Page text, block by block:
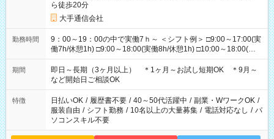
ら徒歩20分
大手通信会社
勤務時間
9：00～19：00の中で実働7ｈ～ ＜シフト例＞ □9:00～17:00(実
働7h/休憩1h) □9:00～18:00(実働8h/休憩1h) □10:00～18:00(実
働7h/休憩1h) □10:00～19:00(実働8h/休憩1h) ＊時間固定ＯＫ
期間
即日～長期（3ヶ月以上） ＊1ヶ月～お試し短期OK ＊9月～
など開始日ご相談OK
特徴 日払いOK / 履歴書不要 / 40～50代活躍中 / 副業・WワークOK /
服装自由 / シフト勤務 / 10名以上の大量募集 / 電話対応なし / パ
ソコンスキル不要